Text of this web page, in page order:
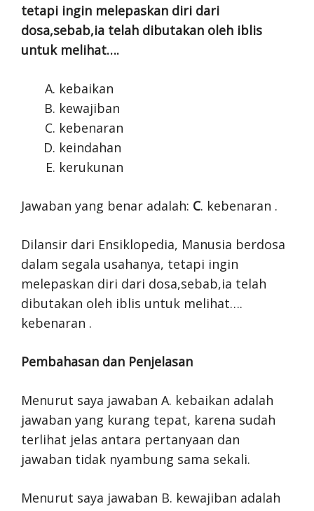
tetapi ingin melepaskan diri dari
dosa,sebab,ia telah dibutakan oleh iblis
untuk melihat….
kebaikan
kewajiban
kebenaran
keindahan
kerukunan
Jawaban yang benar adalah: C. kebenaran .
Dilansir dari Ensiklopedia, Manusia berdosa
dalam segala usahanya, tetapi ingin
melepaskan diri dari dosa,sebab,ia telah
dibutakan oleh iblis untuk melihat….
kebenaran .
Pembahasan dan Penjelasan
Menurut saya jawaban A. kebaikan adalah
jawaban yang kurang tepat, karena sudah
terlihat jelas antara pertanyaan dan
jawaban tidak nyambung sama sekali.
Menurut saya jawaban B. kewajiban adalah